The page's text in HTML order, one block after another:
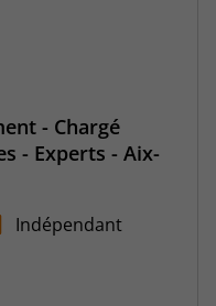
- Chargé
- Experts - Aix-
Indépendant